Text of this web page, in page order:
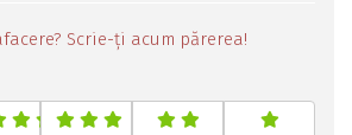
Scrie-ți acum părerea!